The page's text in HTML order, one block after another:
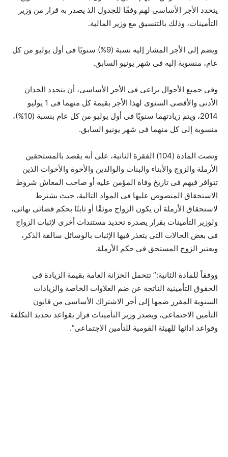
يتحدد الأجر الأساسى لهم وفقًا للجدول الذ يصدر به قرار من وزير
التأمينات، وذلك بالتنسيق مع وزير المالية.
ويضم إلى الأجر المشار إليه نسبة (9%) سنويًا فى أول يوليو من كل
عام، منسوبة إليه فى شهر يونيو السابق.
وفى جميع الأحوال يراعى فى الأجر الأساسى، أن يتحدد الحدان
الأدنى والأقصى السنوى لهذا الأجر بقيمة كل منهما فى 1 يوليو
2014، ويتم زيادتهما سنويًا فى أول يوليو من كل عام بنسبة (10%)،
منسوبة إلى كل منهما فى شهر يونيو السابق.
ونصت المادة (104) الفقرة الثانية، على أنه يقصد بالمستحقين
الأرملة والزوج والأبناء والبنات والوالدين والأخوة والأخوات الذين
تتوافر فيهم فى تاريخ وفاة المؤمن عليه أو صاحب المعاش شروط
الاستحقاق المنصوص عليها فى المواد التالية، حيث يشترط
لاستحقاق الأرملة أن يكون الزواج موثقًا أو ثابتًا بحكم قضائى نهائى،
ولوزير التأمينات بقرار يصدره تحديد مستندات أخرى لإثبات الزواج
فى بعض الحالات التى يتعذر فيها الإثبات بالوسائل سالفة الذكر،
ويعتبر الزوج المستحق فى حكم الأرملة.
ووفقاً للمادة الثانية:” تتحمل الخزانة العامة بقيمة الزيادة فى
الحقوق التأمينية الناتجة عن ضم العلاوات الخاصة والزيادات
السنوية المقرر ضمها إلى أجر الاشتراك الأساسى من قانون
التأمين الاجتماعى، ويصدر وزير التأمينات قرار بقواعد تحديد التكلفة
وقواعد ادائها للهيئة القومية للتأمين الاجتماعى”.